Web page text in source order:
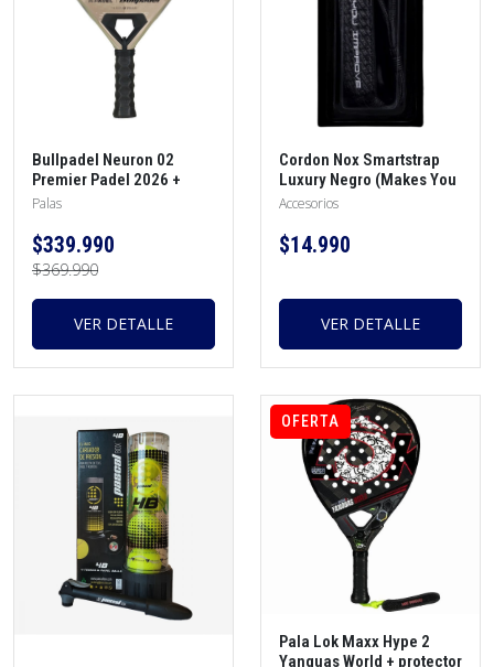
Bullpadel Neuron 02
Premier Padel 2026 +
protector + overgrip
Palas
$339.990
$369.990
VER DETALLE
Cordon Nox Smartstrap
Luxury Negro (Makes You
Improve)
Accesorios
$14.990
VER DETALLE
OFERTA
Pala Lok Maxx Hype 2
Yanguas World + protector